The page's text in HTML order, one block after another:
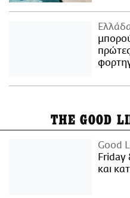
THE GOOD
Good
Friday
και